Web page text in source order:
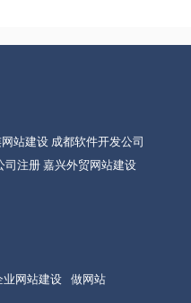
站建设 成都软件开发公司
司注册嘉兴外贸网站建设
业网站建设 做网站